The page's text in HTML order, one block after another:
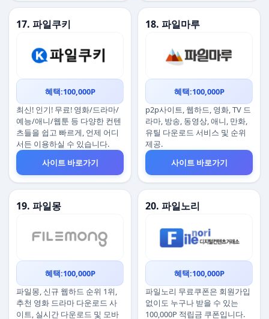
17. 파일쿠키
혜택:100,000P
최신! 인기! 무료! 영화/드라마/
예능/애니/웹툰 등 다양한 컨텐
츠들을 쉽고 빠르게, 언제 어디
서든 이용하실 수 있습니다.
사이트 바로가기
18. 파일마루
혜택:100,000P
p2p사이트, 웹하드, 영화, TV 드
라마, 방송, 동영상, 애니, 만화,
유틸 다운로드 서비스 및 순위
제공.
사이트 바로가기
19. 파일몽
혜택:100,000P
파일몽, 신규 웹하드 순위 1위,
추천 영화 드라마 다운로드 사
이트, 실시간 다운로드 및 모바
20. 파일노리
혜택:100,000P
파일노리 무료쿠폰은 회원가입
없이도 누구나 받을 수 있는
100,000P 적립금 쿠폰입니다.